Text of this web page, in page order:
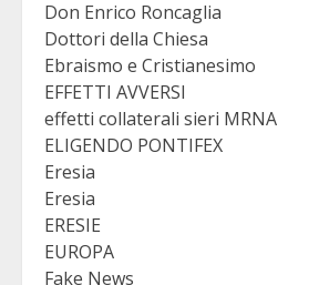
Don Enrico Roncaglia
Dottori della Chiesa
Ebraismo e Cristianesimo
EFFETTI AVVERSI
effetti collaterali sieri MRNA
ELIGENDO PONTIFEX
Eresia
Eresia
ERESIE
EUROPA
Fake News